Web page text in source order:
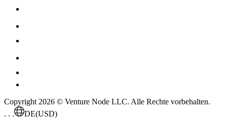
Copyright 2026 © Venture Node LLC. Alle Rechte vorbehalten.
. . .
DE(USD)